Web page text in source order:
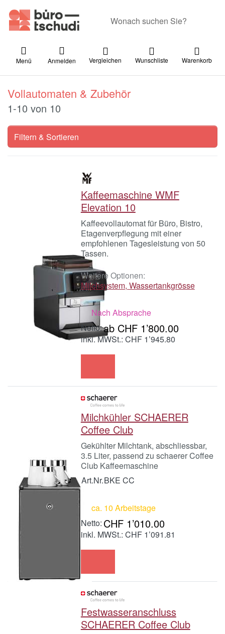
Menü Anmelden Vergleichen Wunschliste Warenkorb
Vollautomaten & Zubehör
Suchergebnisse:
1-10 von 10
Filtern & Sortieren
Kaffeemaschine WMF
Elevation 10
Kaffeevollautomat für Büro, Bistro,
Etagenverpflegung mit einer
empfohlenen Tagesleistung von 50
Tassen.
Weitere Optionen:
Milchsystem, Wassertankgrösse
Nach Absprache
ab CHF 1’800.00
inkl. MWSt.: CHF 1’945.80
Milchkühler SCHAERER
Coffee Club
Gekühlter Milchtank, abschliessbar,
3.5 Liter, passend zu schaerer Coffee
Club Kaffeemaschine
Art.Nr.BKE CC
ca. 10 Arbeitstage
CHF 1’010.00
inkl. MWSt.: CHF 1’091.81
Festwasseranschluss
SCHAERER Coffee Club